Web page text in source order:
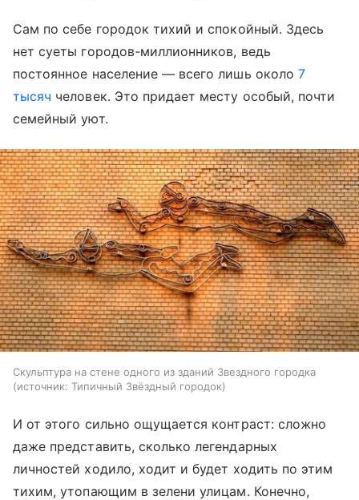
Сам по себе городок тихий и спокойный. Здесь
нет суеты городов-миллионников, ведь
постоянное население — всего лишь около 7
тысяч человек. Это придает месту особый, почти
семейный уют.
Скульптура на стене одного из зданий Звездного городка
источник: Типичный Звёздный городок
И от этого сильно ощущается контраст: сложно
даже представить, сколько легендарных
личностей ходило, ходит и будет ходить по этим
тихим, утопающим в зелени улицам. Конечно,